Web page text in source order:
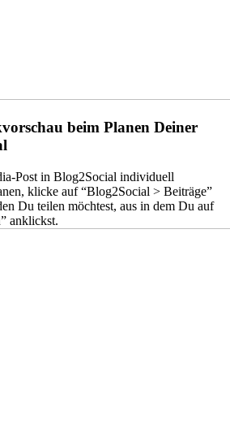
beim Planen Deiner
Post in Blog2Social individuell
klicke auf “Blog2Social > Beiträge”
Du teilen möchtest, aus in dem Du auf
anklickst.